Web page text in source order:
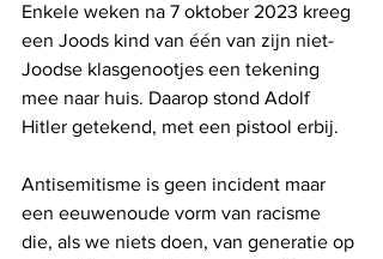
Enkele weken na 7 oktober 2023 kreeg
een Joods kind van één van zijn niet-
Joodse klasgenootjes een tekening
mee naar huis. Daarop stond Adolf
Hitler getekend, met een pistool erbij.
Antisemitisme is geen incident maar
een eeuwenoude vorm van racisme
die, als we niets doen, van generatie op